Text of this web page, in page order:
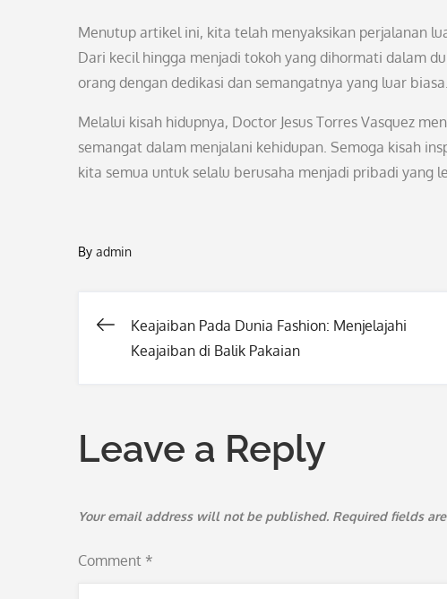
Menutup artikel ini, kita telah menyaksikan perjalanan
Dari kecil hingga menjadi tokoh yang dihormati dalam
orang dengan dedikasi dan semangatnya yang luar biasa.
Melalui kisah hidupnya, Doctor Jesus Torres Vasquez
semangat dalam menjalani kehidupan. Semoga kisah
kita semua untuk selalu berusaha menjadi pribadi yang
By admin
Post
Keajaiban Pada Dunia Fashion: Menjelajahi
Keajaiban di Balik Pakaian
Leave a Reply
Your email address will not be published. Required fields
Comment *